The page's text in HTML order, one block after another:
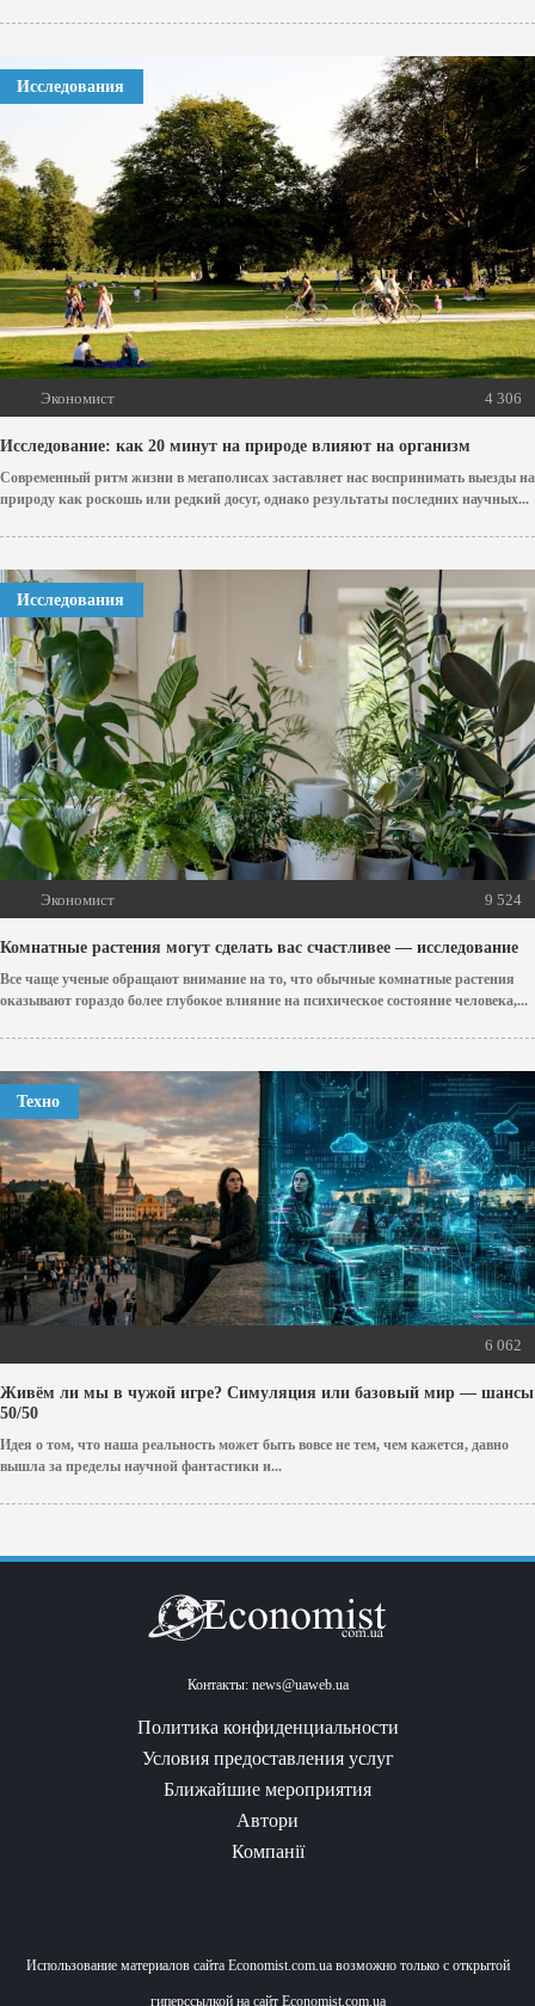
Исследования
Экономист 4 306
Исследование: как 20 минут на природе влияют на организм
Современный ритм жизни в мегаполисах заставляет нас воспринимать выезды на
природу как роскошь или редкий досуг, однако результаты последних научных...
Исследования
Экономист 9 524
Комнатные растения могут сделать вас счастливее — исследование
Все чаще ученые обращают внимание на то, что обычные комнатные растения
оказывают гораздо более глубокое влияние на психическое состояние человека,...
Техно
6 062
Живём ли мы в чужой игре? Симуляция или базовый мир — шансы
50/50
Идея о том, что наша реальность может быть вовсе не тем, чем кажется, давно
вышла за пределы научной фантастики и...
Контакты: news@uaweb.ua
Политика конфиденциальности
Условия предоставления услуг
Ближайшие мероприятия
Автори
Компанії
Использование материалов сайта Economist.com.ua возможно только с открытой
гиперссылкой на сайт Economist.com.ua